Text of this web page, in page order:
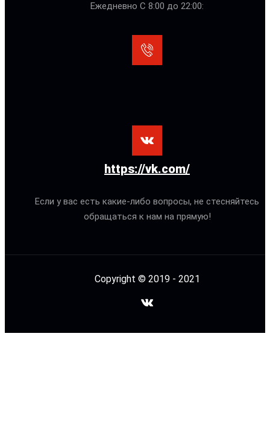
Ежедневно С 8:00 до 22:00:
https://vk.com/
Если у вас есть какие-либо вопросы, не стесняйтесь
обращаться к нам на прямую!
Copyright © 2019 - 2021